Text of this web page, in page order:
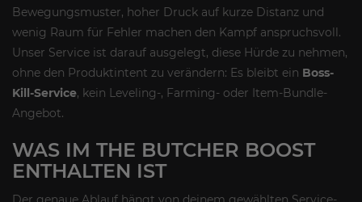
Bewegungsmuster, hoher Druck auf kurze Distanz und
wenig Raum für Fehler machen den Kampf anspruchsvoll.
Unser Service ist darauf ausgelegt, diese Hürde zu nehmen,
ohne den Produktintent zu verändern: Es bleibt ein Boss-
Kill-Service, kein Leveling-, Farming- oder Item-Bundle-
Angebot.
WAS IM THE BUTCHER BOOST
ENTHALTEN IST